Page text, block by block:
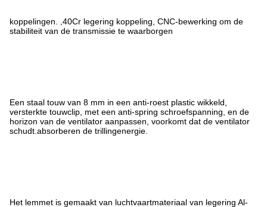
koppelingen. ,40Cr legering koppeling, CNC-bewerking om de
stabiliteit van de transmissie te waarborgen
Een staal touw van 8 mm in een anti-roest plastic wikkeld,
versterkte touwclip, met een anti-spring schroefspanning, en de
horizon van de ventilator aanpassen, voorkomt dat de ventilator
schudt.absorberen de trillingenergie.
Het lemmet is gemaakt van luchtvaartmateriaal van legering Al-